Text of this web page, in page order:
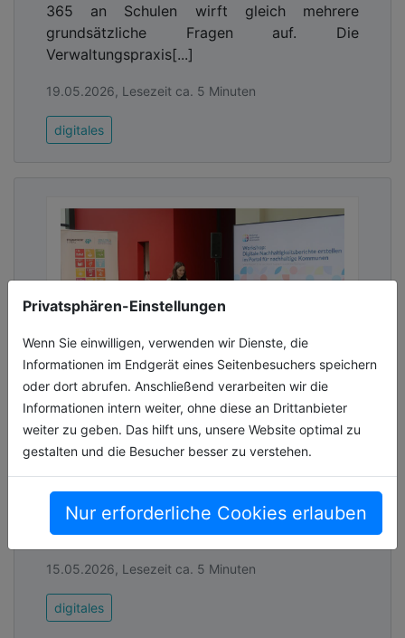
Privatsphären-Einstellungen
Wenn Sie einwilligen, verwenden wir Dienste, die
Informationen im Endgerät eines Seitenbesuchers speichern
oder dort abrufen. Anschließend verarbeiten wir die
Informationen intern weiter, ohne diese an Drittanbieter
weiter zu geben. Das hilft uns, unsere Website optimal zu
gestalten und die Besucher besser zu verstehen.
Nur erforderliche Cookies erlauben
365 an Schulen wirft gleich mehrere
grundsätzliche Fragen auf. Die
Verwaltungspraxis[...]
19.05.2026, Lesezeit ca. 5 Minuten
digitales
Portal für nachhaltige Kommunen
gestartet
Digitale Plattform des Deutschen Instituts für
Urbanistik (Difu) und der Bertelsmann
Stiftung unterstützt Städte, La[...]
15.05.2026, Lesezeit ca. 5 Minuten
digitales